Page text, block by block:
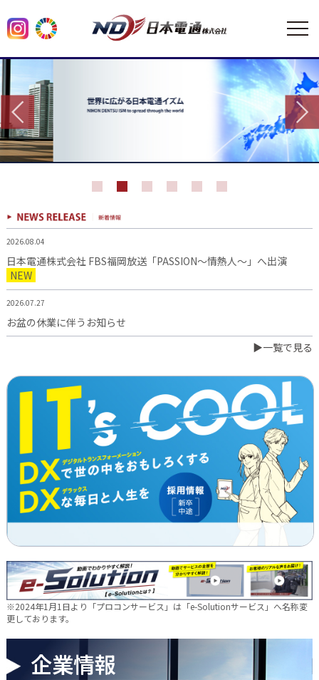
2026.08.04
日本電通株式会社 FBS福岡放送「PASSION～情熱人～」へ出演
NEW
2026.07.27
お盆の休業に伴うお知らせ
日本電通グループ、食品事業へ新たな挑戦 ～株式会社中野和一
郎商店をグループ会社化し食品製造事業を開始～
2026.06.16
新卒10期生 辞令交付式を行いました
2026.05.28
現場に新たな活気を！NDTEC株式会社に4名の仲間が加わりました
🔧
2026.05.13
新卒第10期生 OJT研修の様子をご紹介✨
2026.04.28
2026.04.28
▶一覧で見る
※2024年1月1日より「プロコンサービス」は「e-Solutionサービス」へ名称変
更しております。
企業情報